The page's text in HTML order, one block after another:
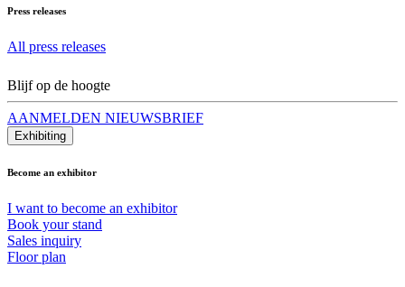
Press releases
All press releases
Blijf op de hoogte
AANMELDEN NIEUWSBRIEF
Exhibiting
Become an exhibitor
I want to become an exhibitor
Book your stand
Sales inquiry
Floor plan